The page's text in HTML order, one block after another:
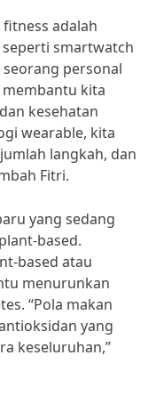
adalah
smartwatch
personal
kita
kesehatan
wearable, kita
langkah, dan
Fitri.
yang sedang
based.
based atau
menurunkan
“Pola makan
yang
keseluruhan,”